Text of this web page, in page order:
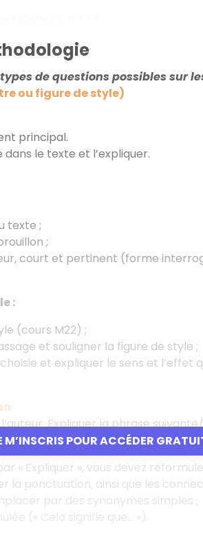
M’INSCRIS POUR ACCÉDER
de questions possibles sur
ou figure de style)
principal.
le texte et l’expliquer.
texte ;
;
court et pertinent (forme
:
(cours M22) ;
et souligner la figure de style ;
et expliquer le sens et l’effet
Expliquer la phrase
« Expliquer », vous devez
la ponctuation, ainsi que les
par des synonymes simples ;
(« Cela signifie que… »).